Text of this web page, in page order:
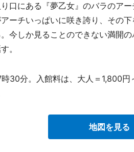
口にある『夢乙女』のバラのア
ーチいっぱいに咲き誇り、その
今しか見ることのできない満開
。
30分。入館料は、大人＝1,800円
地図を見る